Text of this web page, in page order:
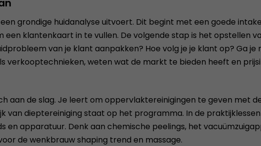
grondige huidanalyse uitvoert. Dit begint met een goede
een klantenkaart in te vullen. De volgende stap is het opstellen
van je klant aanpakken? Hoe volg je je klant op? Ga
verkooptechnieken, weten wat de markt te bieden heeft en
aan de slag. Je leert om oppervlaktereinigingen te geven met
van dieptereiniging staat op het programma. In de
en apparatuur. Denk aan chemische peelings, het
de wenkbrauw shaping trend en massage.